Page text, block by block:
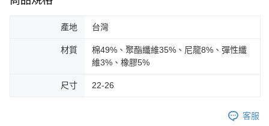
產地 台灣
材質
棉49%、聚酯纖維35%、尼龍8%、彈性纖
維3%、橡膠5%
尺寸 22-26
客服